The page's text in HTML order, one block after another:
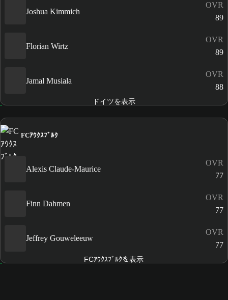
Joshua Kimmich
OVR
89
Florian Wirtz
OVR
89
Jamal Musiala
OVR
88
ドイツを表示
FCｱｳｸｽﾌﾞﾙｸ
Alexis Claude-Maurice
OVR
77
Finn Dahmen
OVR
77
Jeffrey Gouweleeuw
OVR
77
FCｱｳｸｽﾌﾞﾙｸを表示